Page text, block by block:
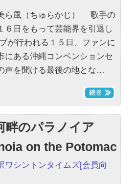
ら風（ちゅらかじ） 歌手の
６日をもって芸能界を引退し
行われる１５日、ファンに
にある沖縄コンベンションセ
声を聞ける最後の地とな…
畔のパラノイア
on the Potomac
ワシントンタイムズ[会員向